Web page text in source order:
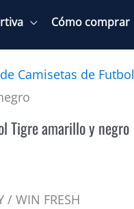
Cómo comprar
Camisetas de Futbol
Tigre amarillo y negro
/ WIN FRESH